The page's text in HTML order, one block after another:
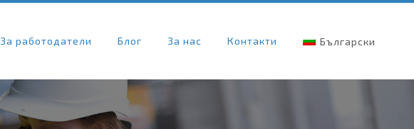
За работодатели Блог За нас Контакти Български